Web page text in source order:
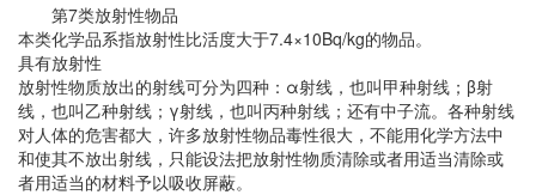
第7类放射性物品
本类化学品系指放射性比活度大于7.4×10Bq/kg的物品。
具有放射性
放射性物质放出的射线可分为四种：α射线，也叫甲种射线；β射
线，也叫乙种射线；γ射线，也叫丙种射线；还有中子流。各种射线
对人体的危害都大，许多放射性物品毒性很大，不能用化学方法中
和使其不放出射线，只能设法把放射性物质清除或者用适当清除或
者用适当的材料予以吸收屏蔽。